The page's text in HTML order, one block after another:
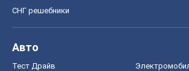
СНГ решебники
Авто
Тест Драйв